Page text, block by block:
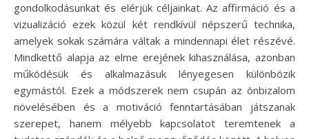
gondolkodásunkat és elérjük céljainkat. Az affirmáció és a
vizualizáció ezek közül két rendkívül népszerű technika,
amelyek sokak számára váltak a mindennapi élet részévé.
Mindkettő alapja az elme erejének kihasználása, azonban
működésük és alkalmazásuk lényegesen különbözik
egymástól. Ezek a módszerek nem csupán az önbizalom
növelésében és a motiváció fenntartásában játszanak
szerepet, hanem mélyebb kapcsolatot teremtenek a